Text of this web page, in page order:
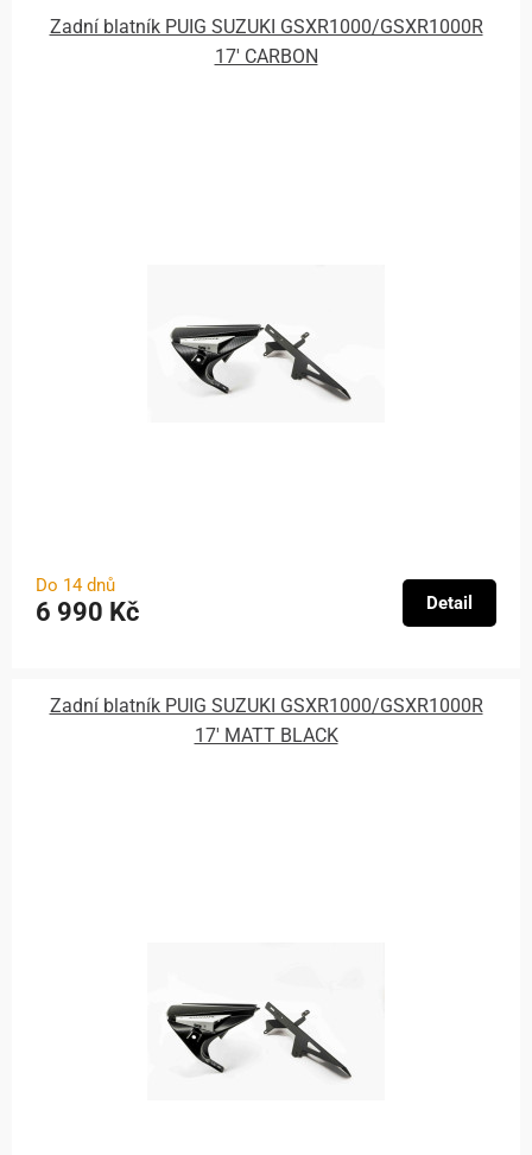
Zadní blatník PUIG SUZUKI GSXR1000/GSXR1000R
17' CARBON
Do 14 dnů
6 990 Kč Detail
Zadní blatník PUIG SUZUKI GSXR1000/GSXR1000R
17' MATT BLACK